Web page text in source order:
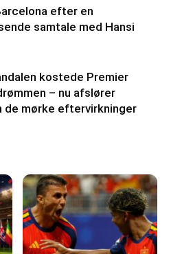
efter en
samtale med Hansi
kostede Premier
– nu afslører
mørke eftervirkninger